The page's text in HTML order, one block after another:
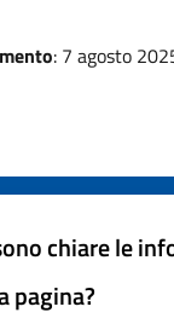
: 7 agosto
chiare le
pagina?